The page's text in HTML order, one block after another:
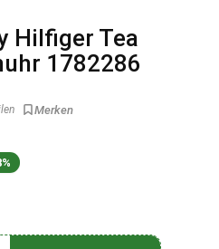
Hilfiger Tea
1782286